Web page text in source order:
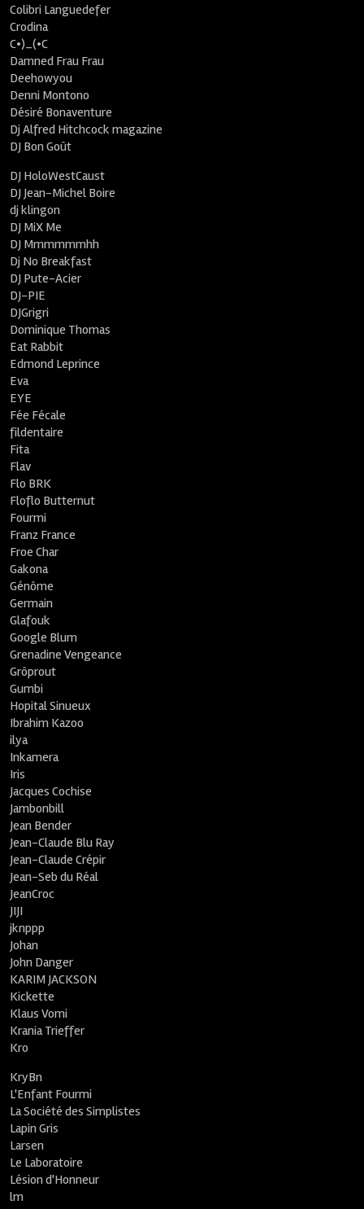
Colibri Languedefer
Crodina
C•)_(•C
Damned Frau Frau
Deehowyou
Denni Montono
Désiré Bonaventure
Dj Alfred Hitchcock magazine
DJ Bon Goût
DJ HoloWestCaust
DJ Jean-Michel Boire
dj klingon
DJ MiX Me
DJ Mmmmmmhh
Dj No Breakfast
DJ Pute-Acier
DJ-PIE
DJGrigri
Dominique Thomas
Eat Rabbit
Edmond Leprince
Eva
EYE
Fée Fécale
fildentaire
Fita
Flav
Flo BRK
Floflo Butternut
Fourmi
Franz France
Froe Char
Gakona
Génôme
Germain
Glafouk
Google Blum
Grenadine Vengeance
Grôprout
Gumbi
Hopital Sinueux
Ibrahim Kazoo
ilya
Inkamera
Iris
Jacques Cochise
Jambonbill
Jean Bender
Jean-Claude Blu Ray
Jean-Claude Crépir
Jean-Seb du Réal
JeanCroc
JIJI
jknppp
Johan
John Danger
KARIM JACKSON
Kickette
Klaus Vomi
Krania Trieffer
Kro
KryBn
L'Enfant Fourmi
La Société des Simplistes
Lapin Gris
Larsen
Le Laboratoire
Lésion d'Honneur
lm